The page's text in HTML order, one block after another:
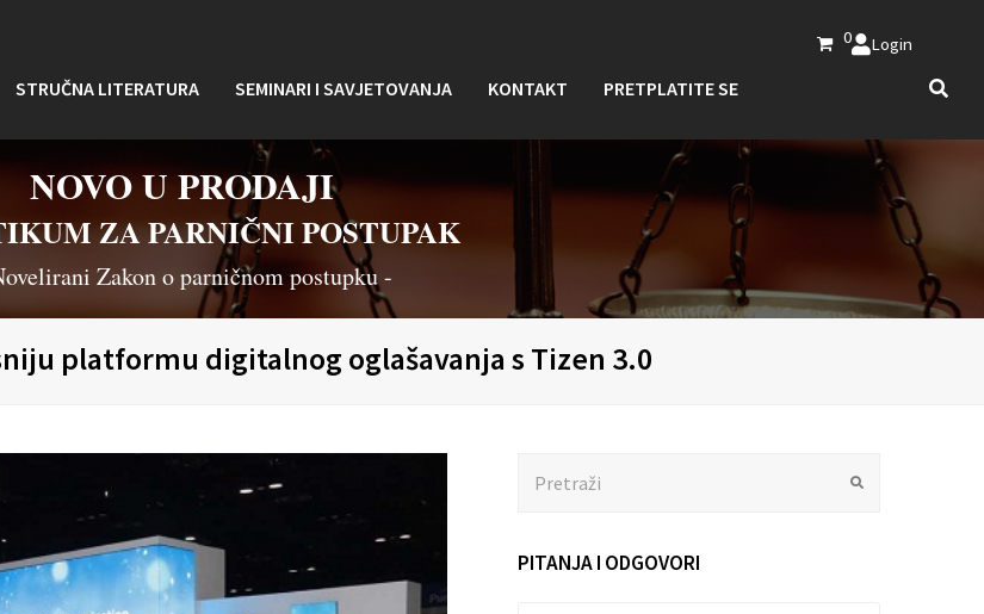
0 Login
STRUČNA LITERATURA SEMINARI I SAVJETOVANJA KONTAKT PRETPLATITE SE
NOVO U PRODAJI
ZA PARNIČNI POSTUPAK
Zakon o parničnom postupku -
platformu digitalnog oglašavanja s Tizen 3.0
PITANJA I ODGOVORI